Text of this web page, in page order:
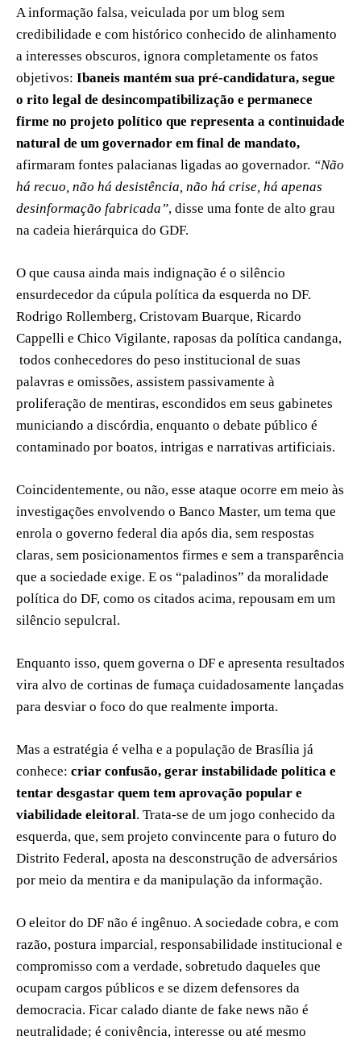
A informação falsa, veiculada por um blog sem
credibilidade e com histórico conhecido de alinhamento
a interesses obscuros, ignora completamente os fatos
objetivos: Ibaneis mantém sua pré-candidatura, segue
o rito legal de desincompatibilização e permanece
firme no projeto político que representa a continuidade
natural de um governador em final de mandato,
afirmaram fontes palacianas ligadas ao governador. “Não
há recuo, não há desistência, não há crise, há apenas
desinformação fabricada”, disse uma fonte de alto grau
na cadeia hierárquica do GDF.
O que causa ainda mais indignação é o silêncio
ensurdecedor da cúpula política da esquerda no DF.
Rodrigo Rollemberg, Cristovam Buarque, Ricardo
Cappelli e Chico Vigilante, raposas da política candanga,
todos conhecedores do peso institucional de suas
palavras e omissões, assistem passivamente à
proliferação de mentiras, escondidos em seus gabinetes
municiando a discórdia, enquanto o debate público é
contaminado por boatos, intrigas e narrativas artificiais.
Coincidentemente, ou não, esse ataque ocorre em meio às
investigações envolvendo o Banco Master, um tema que
enrola o governo federal dia após dia, sem respostas
claras, sem posicionamentos firmes e sem a transparência
que a sociedade exige. E os “paladinos” da moralidade
política do DF, como os citados acima, repousam em um
silêncio sepulcral.
Enquanto isso, quem governa o DF e apresenta resultados
vira alvo de cortinas de fumaça cuidadosamente lançadas
para desviar o foco do que realmente importa.
Mas a estratégia é velha e a população de Brasília já
conhece: criar confusão, gerar instabilidade política e
tentar desgastar quem tem aprovação popular e
viabilidade eleitoral. Trata-se de um jogo conhecido da
esquerda, que, sem projeto convincente para o futuro do
Distrito Federal, aposta na desconstrução de adversários
por meio da mentira e da manipulação da informação.
O eleitor do DF não é ingênuo. A sociedade cobra, e com
razão, postura imparcial, responsabilidade institucional e
compromisso com a verdade, sobretudo daqueles que
ocupam cargos públicos e se dizem defensores da
democracia. Ficar calado diante de fake news não é
neutralidade; é conivência, interesse ou até mesmo